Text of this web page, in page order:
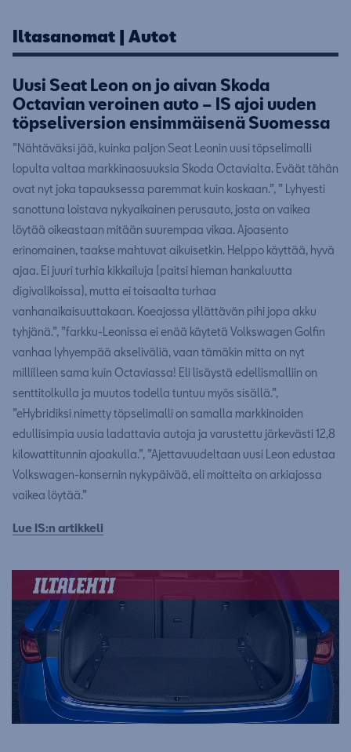
Iltasanomat | Autot
Uusi Seat Leon on jo aivan Skoda
Octavian veroinen auto – IS ajoi uuden
töpseliversion ensimmäisenä Suomessa
”Nähtäväksi jää, kuinka paljon Seat Leonin uusi töpselimalli
lopulta valtaa markkinaosuuksia Skoda Octavialta. Eväät tähän
ovat nyt joka tapauksessa paremmat kuin koskaan.”, ” Lyhyesti
sanottuna loistava nykyaikainen perusauto, josta on vaikea
löytää oikeastaan mitään suurempaa vikaa. Ajoasento
erinomainen, taakse mahtuvat aikuisetkin. Helppo käyttää, hyvä
ajaa. Ei juuri turhia kikkailuja (paitsi hieman hankaluutta
digivalikoissa), mutta ei toisaalta turhaa
vanhanaikaisuuttakaan. Koeajossa yllättävän pihi jopa akku
tyhjänä.”, ”farkku-Leonissa ei enää käytetä Volkswagen Golfin
vanhaa lyhyempää akseliväliä, vaan tämäkin mitta on nyt
millilleen sama kuin Octaviassa! Eli lisäystä edellismalliin on
senttitolkulla ja muutos todella tuntuu myös sisällä.”,
”eHybridiksi nimetty töpselimalli on samalla markkinoiden
edullisimpia uusia ladattavia autoja ja varustettu järkevästi 12,8
kilowattitunnin ajoakulla.”, ”Ajettavuudeltaan uusi Leon edustaa
Volkswagen-konsernin nykypäivää, eli moitteita on arkiajossa
vaikea löytää.”
Lue IS:n artikkeli